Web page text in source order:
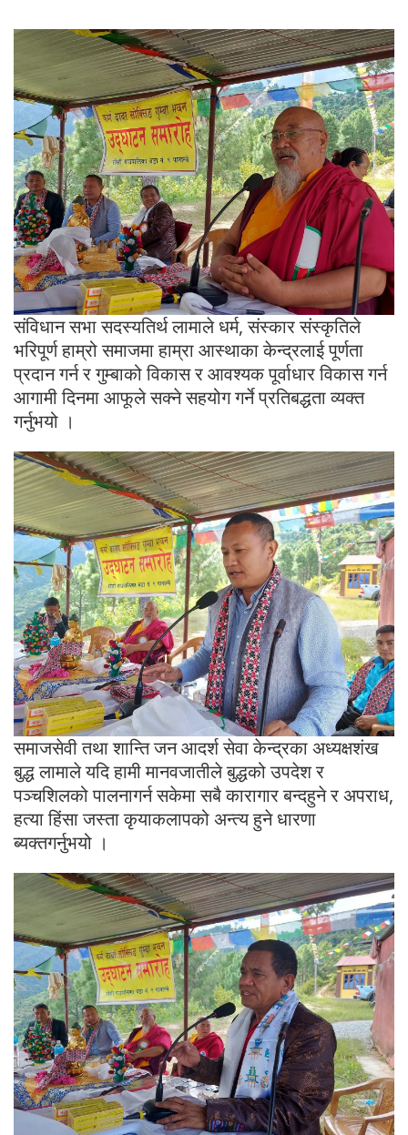
संविधान सभा सदस्यतिर्थ लामाले धर्म, संस्कार संस्कृतिले
भरिपूर्ण हाम्रो समाजमा हाम्रा आस्थाका केन्द्रलाई पूर्णता
प्रदान गर्न र गुम्बाको विकास र आवश्यक पूर्वाधार विकास गर्न
आगामी दिनमा आफूले सक्ने सहयोग गर्ने प्रतिबद्धता व्यक्त
गर्नुभयो ।
समाजसेवी तथा शान्ति जन आदर्श सेवा केन्द्रका अध्यक्षशंख
बुद्ध लामाले यदि हामी मानवजातीले बुद्धको उपदेश र
पञ्चशिलको पालनागर्न सकेमा सबै कारागार बन्दहुने र अपराध,
हत्या हिंसा जस्ता कृयाकलापको अन्त्य हुने धारणा
ब्यक्तगर्नुभयो ।